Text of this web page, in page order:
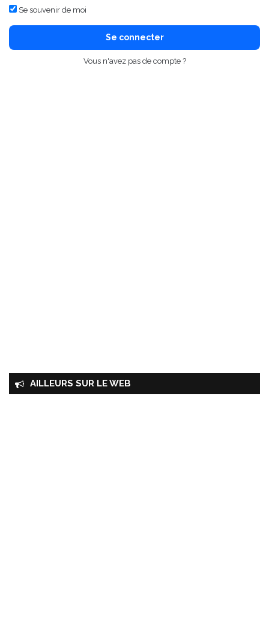
Se souvenir de moi
Se connecter
Vous n'avez pas de compte ?
AILLEURS SUR LE WEB